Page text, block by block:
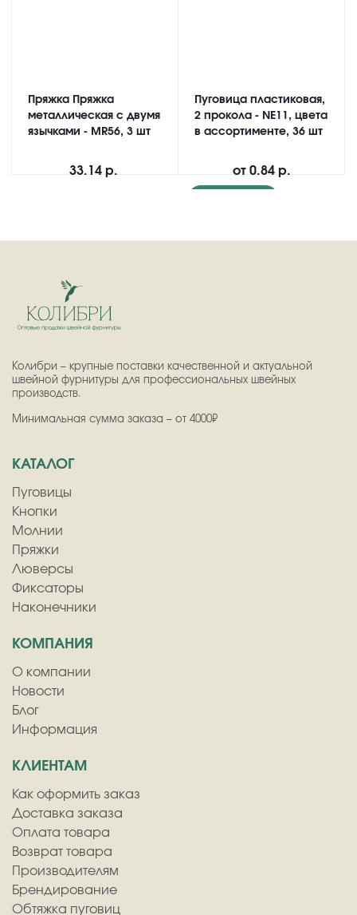
Пряжка Пряжка
металлическая с двумя
язычками - MR56, 3 шт
33.14 р.
Пуговица пластиковая,
2 прокола - NE11, цвета
в ассортименте, 36 шт
от 0.84 р.
Колибри – крупные поставки качественной и актуальной
швейной фурнитуры для профессиональных швейных
производств.
Минимальная сумма заказа – от 4000₽
КАТАЛОГ
Пуговицы
Кнопки
Молнии
Пряжки
Люверсы
Фиксаторы
Наконечники
КОМПАНИЯ
О компании
Новости
Блог
Информация
КЛИЕНТАМ
Как оформить заказ
Доставка заказа
Оплата товара
Возврат товара
Производителям
Брендирование
Обтяжка пуговиц